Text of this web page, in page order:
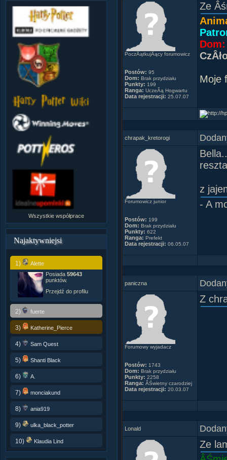
Wszystkie współprace
Najaktywniejsi
1)
Alette
Posiada 59643
punktów.
Przejdź do profilu
2) fuerte
3) Katherine_Pierce
4) Sam Quest
5) Shanti Black
6) A.
7) monciakund
8) ania919
9) ulka_black_potter
10) Klaudia Lind
PoczÂątkujÂący forumowicz
Postów: 95
Dom: Brak przydziału
Punkty: 199
Ranga: UczeĂą Hogwartu
Data rejestracji: 25.07.07
Ze
Moje
chrapak_kretorogi
Forumowicz junior
Postów: 199
Dom: Brak przydziału
Punkty: 622
Ranga: Prefekt
Data rejestracji: 06.05.07
z
- A
paniczna
Forumowy wyjadacz
Postów: 1743
Dom: Brak przydziału
Punkty: 2258
Ranga: ÂŚwietny czarodziej
Data rejestracji: 20.03.07
Z
Lonald
Ze